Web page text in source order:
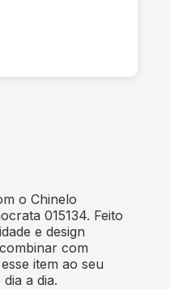
o Chinelo
015134. Feito
e design
com
item ao seu
a dia.